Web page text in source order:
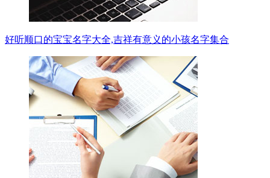
好听顺口的宝宝名字大全,吉祥有意义的小孩名字集合